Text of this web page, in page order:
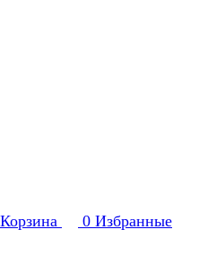
Корзина 0 Избранные